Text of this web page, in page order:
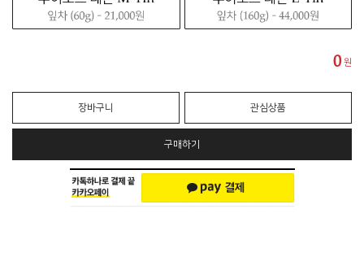
0 원
장바구니 관심상품
구매하기